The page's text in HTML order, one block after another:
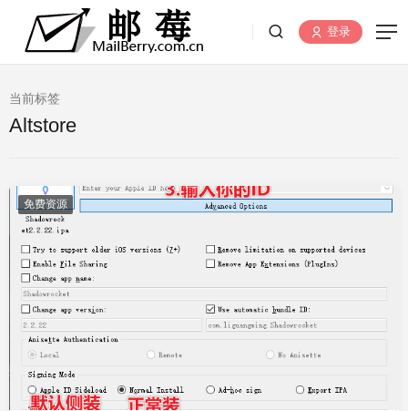
登录
当前标签
Altstore
免费资源